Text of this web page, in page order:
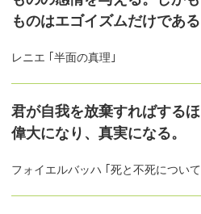
ものはエゴイズムだけである
レニエ ｢半面の真理｣
君が自我を放棄すればする
偉大になり、真実になる。
フォイエルバッハ ｢死と不死について